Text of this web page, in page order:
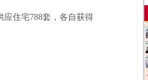
住宅788套，各自获得